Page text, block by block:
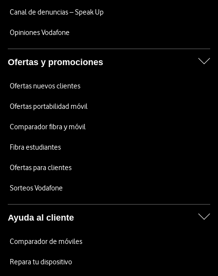
Canal de denuncias – Speak Up
Opiniones Vodafone
Ofertas y promociones
Ofertas nuevos clientes
Ofertas portabilidad móvil
Comparador fibra y móvil
Fibra estudiantes
Ofertas para clientes
Sorteos Vodafone
Ayuda al cliente
Comparador de móviles
Repara tu dispositivo